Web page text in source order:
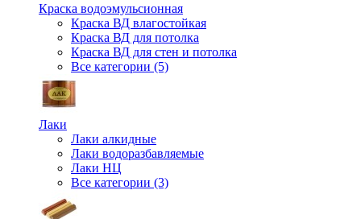
Краска водоэмульсионная
Краска ВД влагостойкая
Краска ВД для потолка
Краска ВД для стен и потолка
Все категории (5)
Лаки
Лаки алкидные
Лаки водоразбавляемые
Лаки НЦ
Все категории (3)